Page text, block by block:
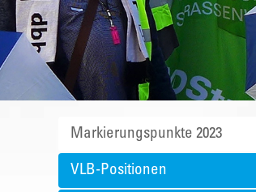
Markierungspunkte 2023
VLB-Positionen